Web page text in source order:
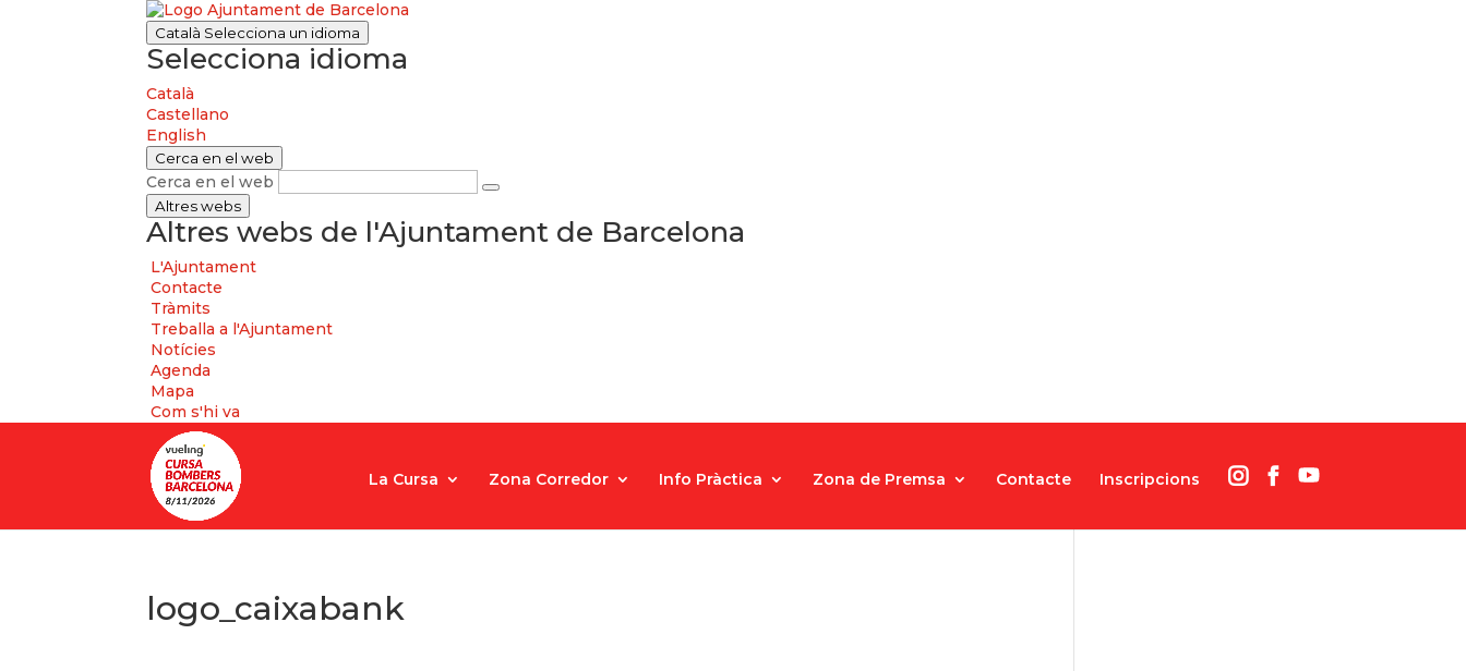
Català Selecciona un idioma
Selecciona idioma
Català
Castellano
English
Cerca en el web
Cerca en el web
Altres webs
Altres webs de l'Ajuntament de Barcelona
L'Ajuntament
Contacte
Tràmits
Treballa a l'Ajuntament
Notícies
Agenda
Mapa
Com s'hi va
La Cursa Zona Corredor Info Pràctica Zona de Premsa Contacte Inscripcions
logo_caixabank